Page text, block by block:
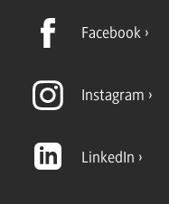
Facebook
Instagram
LinkedIn